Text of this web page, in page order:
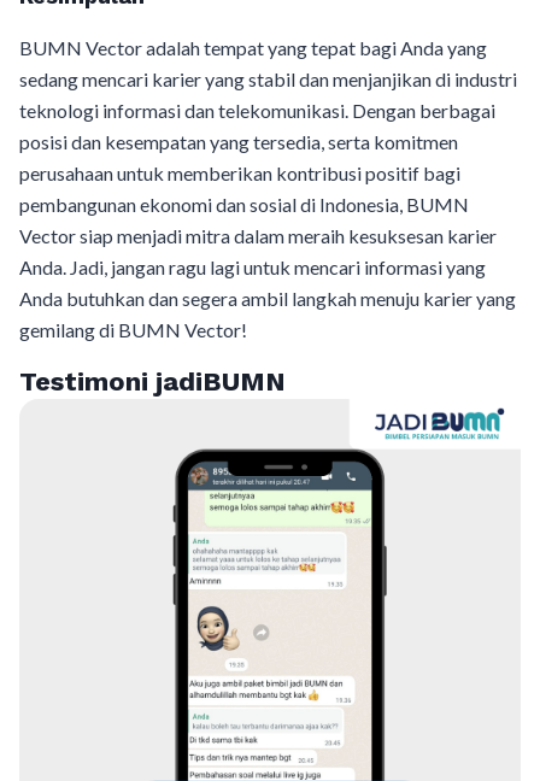
BUMN Vector adalah tempat yang tepat bagi Anda yang
sedang mencari karier yang stabil dan menjanjikan di industri
teknologi informasi dan telekomunikasi. Dengan berbagai
posisi dan kesempatan yang tersedia, serta komitmen
perusahaan untuk memberikan kontribusi positif bagi
pembangunan ekonomi dan sosial di Indonesia, BUMN
Vector siap menjadi mitra dalam meraih kesuksesan karier
Anda. Jadi, jangan ragu lagi untuk mencari informasi yang
Anda butuhkan dan segera ambil langkah menuju karier yang
gemilang di BUMN Vector!
Testimoni jadiBUMN